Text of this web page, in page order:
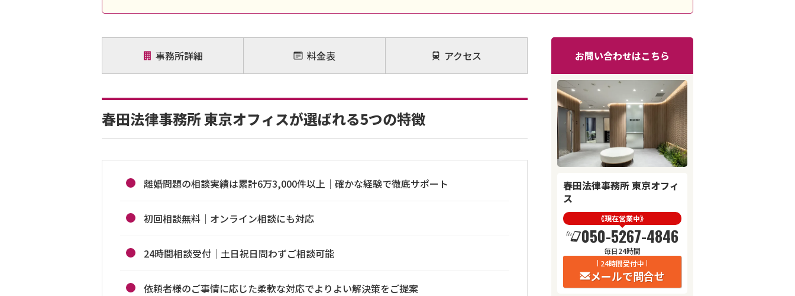
事務所詳細 料金表 アクセス
春田法律事務所 東京オフィスが選ばれる5つの特徴
離婚問題の相談実績は累計6万3,000件以上｜確かな経験で徹底サポート
初回相談無料｜オンライン相談にも対応
24時間相談受付｜土日祝日問わずご相談可能
依頼者様のご事情に応じた柔軟な対応でよりよい解決策をご提案
お問い合わせはこちら
春田法律事務所 東京オフィ
ス
《現在営業中》
050-5267-4846
毎日24時間
24時間受付中
メールで問合せ